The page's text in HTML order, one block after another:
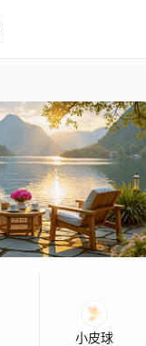
小皮球